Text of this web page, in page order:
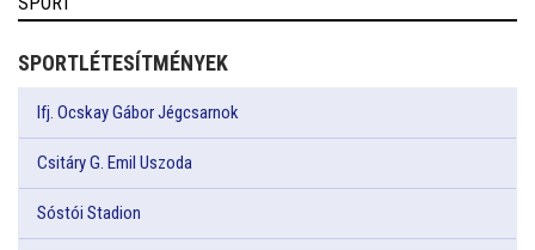
SPORTLÉTESÍTMÉNYEK
Ifj. Ocskay Gábor Jégcsarnok
Csitáry G. Emil Uszoda
Sóstói Stadion